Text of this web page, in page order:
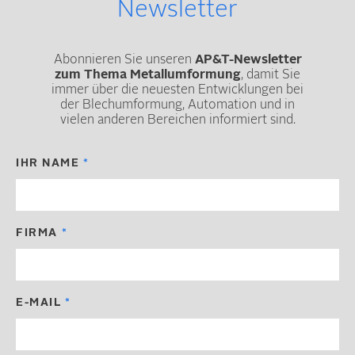
Newsletter
Abonnieren Sie unseren AP&T-Newsletter
zum Thema Metallumformung, damit Sie
immer über die neuesten Entwicklungen bei
der Blechumformung, Automation und in
vielen anderen Bereichen informiert sind.
IHR NAME
FIRMA
E-MAIL